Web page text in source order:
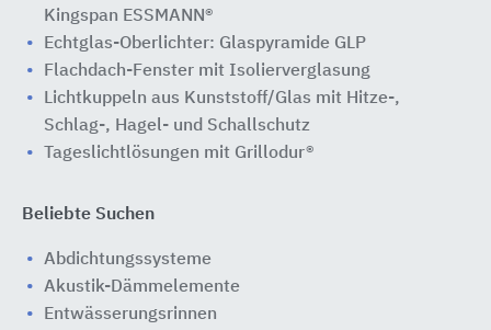
Kingspan ESSMANN®
Echtglas-Oberlichter: Glaspyramide GLP
Flachdach-Fenster mit Isolierverglasung
Lichtkuppeln aus Kunststoff/Glas mit Hitze-,
Schlag-, Hagel- und Schallschutz
Tageslichtlösungen mit Grillodur®
Beliebte Suchen
Abdichtungssysteme
Akustik-Dämmelemente
Entwässerungsrinnen